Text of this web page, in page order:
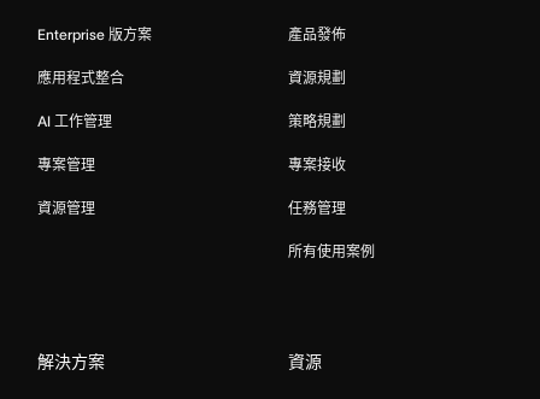
Enterprise 版方案
應用程式整合
AI 工作管理
專案管理
資源管理
產品發佈
資源規劃
策略規劃
專案接收
任務管理
所有使用案例
解決方案 資源